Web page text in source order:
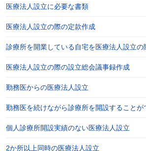
医療法人設立に必要な書類
医療法人設立の際の定款作成
診療所を開業している自宅を医療法人設立の
医療法人設立の際の設立総会議事録作成
勤務医からの医療法人設立
勤務医を続けながら診療所を開設することが
個人診療所開設実績のない医療法人設立
2か所以上同時の医療法人設立